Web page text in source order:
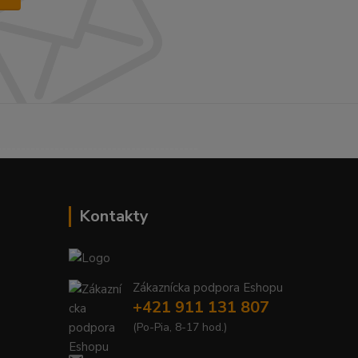
Kontakty
Zákaznícka podpora Eshopu
+421 911 131 807
(Po-Pia, 8-17 hod.)